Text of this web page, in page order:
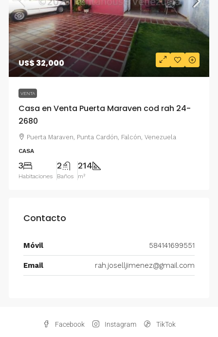
US$ 32,000
VENTA
Casa en Venta Puerta Maraven cod rah 24-
2680
Puerta Maraven, Punta Cardón, Falcón, Venezuela
CASA
3
Habitaciones
2
Baños
214
m²
Contacto
Móvil 584141699551
Email rah.joselljimenez@gmail.com
Facebook Instagram TikTok